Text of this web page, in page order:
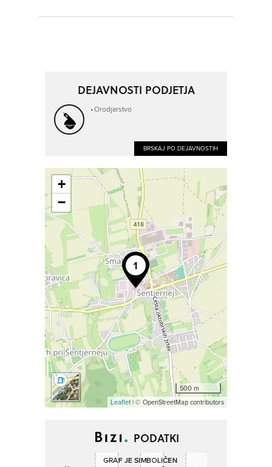
DEJAVNOSTI PODJETJA
Orodjarstvo
BRSKAJ PO DEJAVNOSTIH
+
−
500 m
Leaflet| © OpenStreetMap contributors
PODATKI